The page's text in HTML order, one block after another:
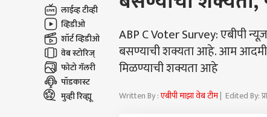
अकोलालाईव्ह टीव्ही
व्हिडीओ
शॉर्ट व्हिडीओ
वेब स्टोरिज्
फोटो गॅलरी
पॉडकास्ट
मुव्ही रिव्ह्यू
ABP C Voter Survey: एबीपी
बसण्याची शक्यता आहे. आम
मिळण्याची शक्यता आहे
Written By :एबीपी माझा वेब टीम| Edited By: